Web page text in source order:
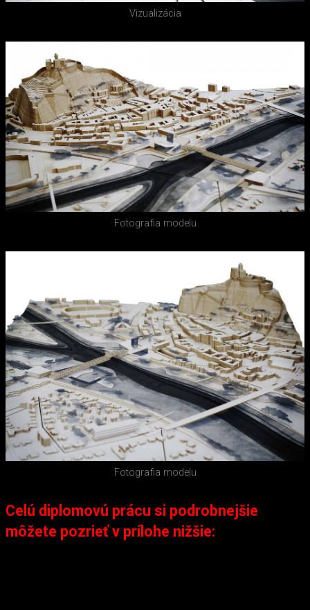
Vizualizácia
Fotografia modelu
Fotografia modelu
Celú diplomovú prácu si podrobnejšie
môžete pozrieť v prílohe nižšie: